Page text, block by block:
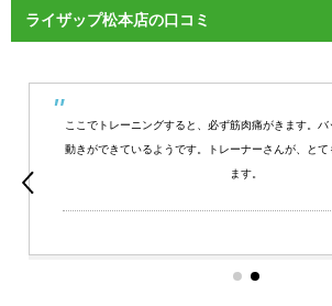
ライザップ松本店の口コミ
ここでトレーニングすると、必ず筋肉痛がきます。
動きができているようです。トレーナーさんが、と
ます。